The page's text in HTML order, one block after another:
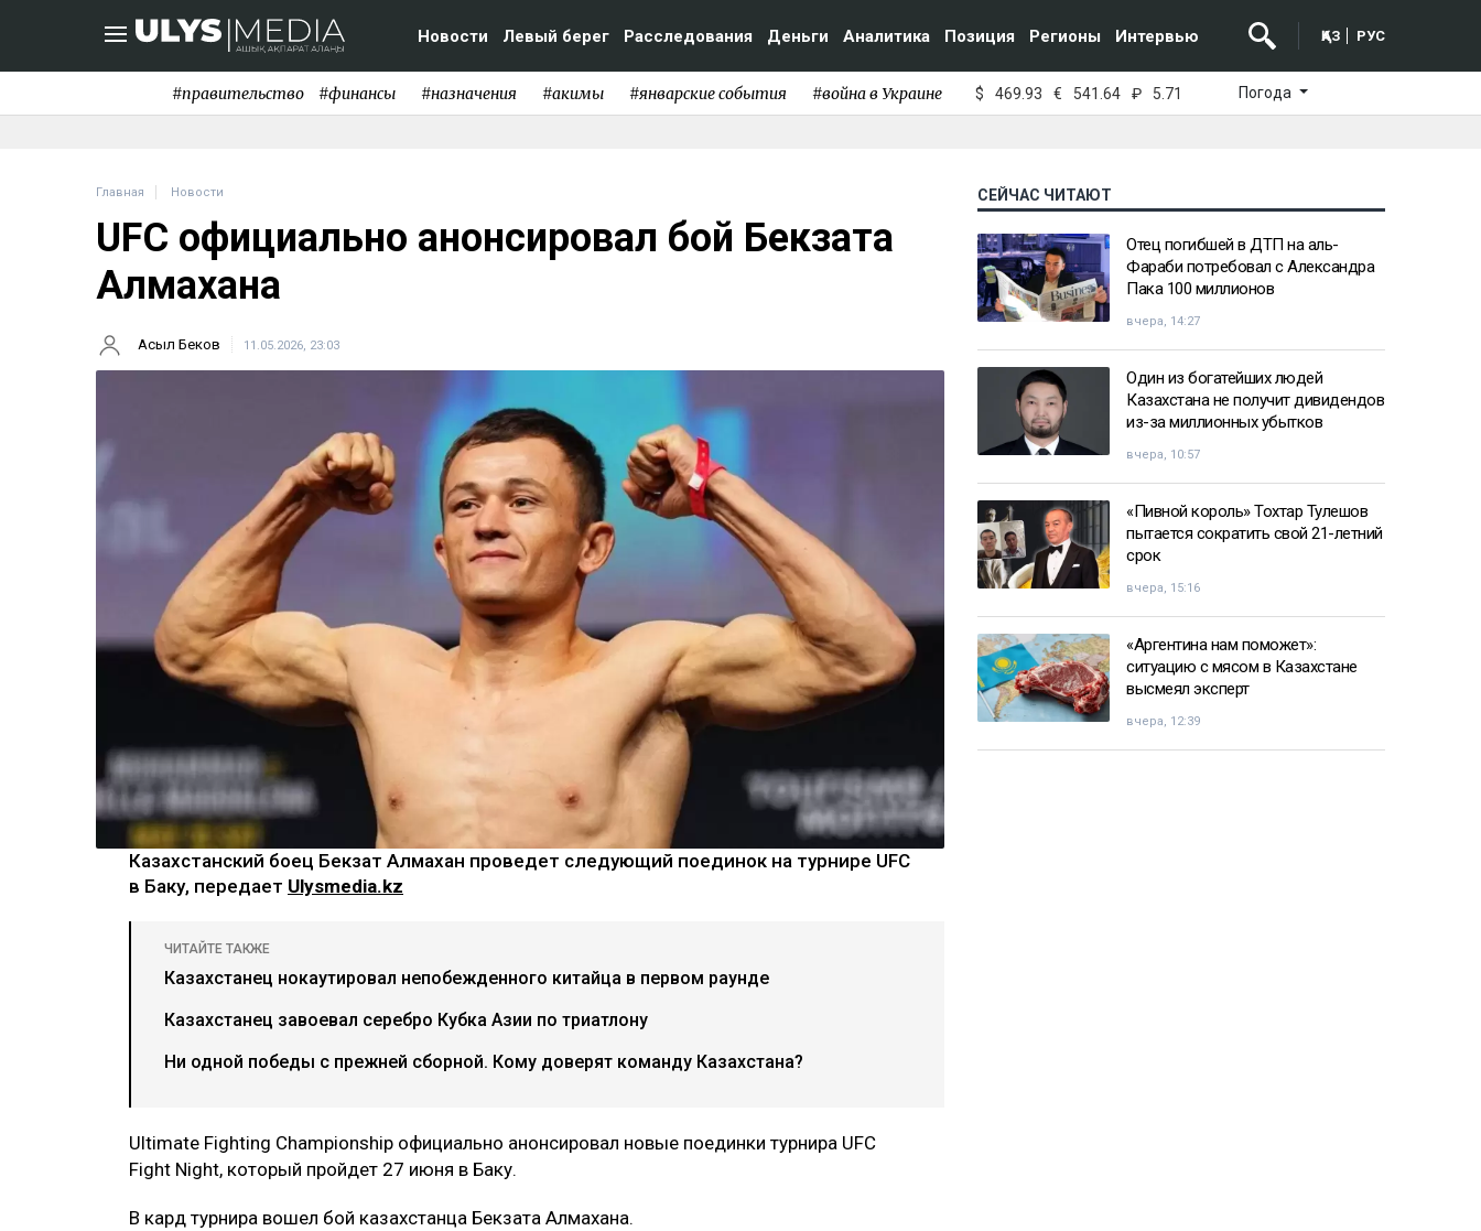
Новости Левый берег Расследования Деньги Аналитика Позиция Регионы Интервью ҚАЗ РУС
#правительство #финансы #назначения #акимы #январские события #война в Украине $ 469.93 € 541.64 ₽ 5.71 Погода
Главная Новости
UFC официально анонсировал бой Бекзата
Алмахана
Асыл Беков 11.05.2026, 23:03
Казахстанский боец Бекзат Алмахан проведет следующий поединок на турнире UFC
в Баку, передает Ulysmedia.kz
ЧИТАЙТЕ ТАКЖЕ
Казахстанец нокаутировал непобежденного китайца в первом раунде
Казахстанец завоевал серебро Кубка Азии по триатлону
Ни одной победы с прежней сборной. Кому доверят команду Казахстана?
Ultimate Fighting Championship официально анонсировал новые поединки турнира UFC
Fight Night, который пройдет 27 июня в Баку.
В кард турнира вошел бой казахстанца Бекзата Алмахана.
СЕЙЧАС ЧИТАЮТ
Отец погибшей в ДТП на аль-
Фараби потребовал с Александра
Пака 100 миллионов
вчера, 14:27
Один из богатейших людей
Казахстана не получит дивидендов
из-за миллионных убытков
вчера, 10:57
«Пивной король» Тохтар Тулешов
пытается сократить свой 21-летний
срок
вчера, 15:16
«Аргентина нам поможет»:
ситуацию с мясом в Казахстане
высмеял эксперт
вчера, 12:39